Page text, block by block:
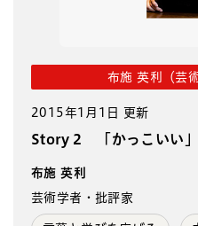
布施 英利（芸
2015年1月1日 更新
Story 2 「かっこいい」
布施 英利
芸術学者・批評家